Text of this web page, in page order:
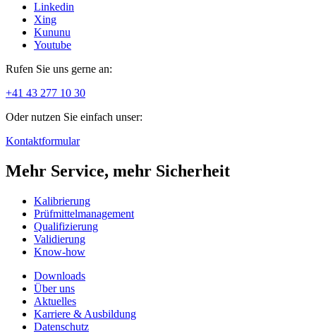
Linkedin
Xing
Kununu
Youtube
Rufen Sie uns gerne an:
+41 43 277 10 30
Oder nutzen Sie einfach unser:
Kontaktformular
Mehr Service, mehr Sicherheit
Kalibrierung
Prüfmittelmanagement
Qualifizierung
Validierung
Know-how
Downloads
Über uns
Aktuelles
Karriere & Ausbildung
Datenschutz